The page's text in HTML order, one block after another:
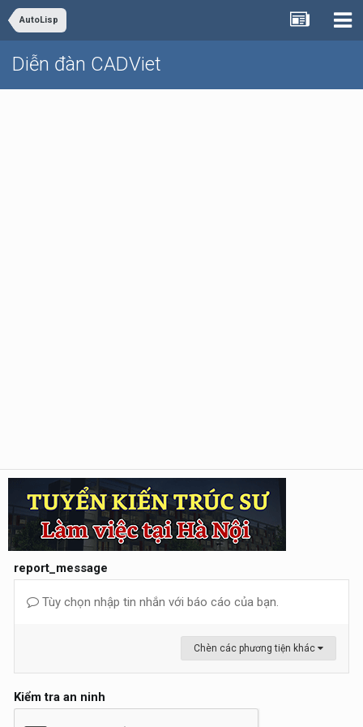
AutoLisp
Diễn đàn CADViet
report_message
Tùy chọn nhập tin nhắn với báo cáo của bạn.
Chèn các phương tiện khác
Kiểm tra an ninh